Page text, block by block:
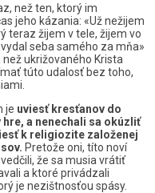
než ten, ktorý im
jeho kázania: «Už nežijem
teraz žijem v tele, žijem vo
seba samého za mňa»
ukrižovaného Krista
túto udalosť bez toho,
je uviesť kresťanov do
a nenechali sa okúzliť
k religiozite založenej
Pretože oni, títo noví
že sa musia vrátiť
a ktoré privádzali
je nezištnosťou spásy.